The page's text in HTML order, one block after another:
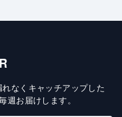
なくキャッチアップした
週お届けします。